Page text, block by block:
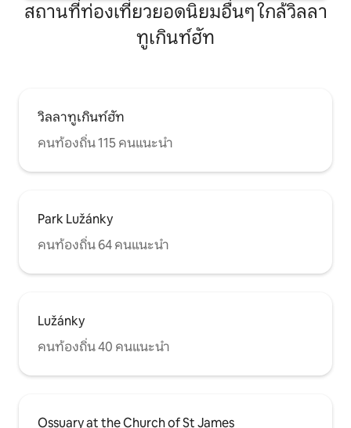
สถานที่ท่องเที่ยวยอดนิยมอื่นๆ ใกล้วิลลา
ทูเกินท์ฮัท
วิลลาทูเกินท์ฮัท
คนท้องถิ่น 115 คนแนะนำ
Park Lužánky
คนท้องถิ่น 64 คนแนะนำ
Lužánky
คนท้องถิ่น 40 คนแนะนำ
Ossuary at the Church of St James